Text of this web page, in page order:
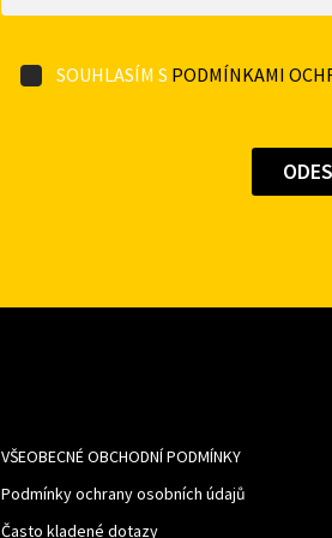
SOUHLASÍM S PODMÍNKAMI
VŠEOBECNÉ OBCHODNÍ PODMÍNKY
Podmínky ochrany osobních údajů
Často kladené dotazy